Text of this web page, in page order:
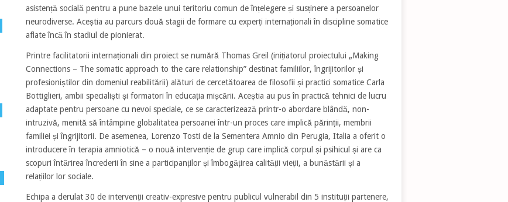
asistență socială pentru a pune bazele unui teritoriu comun de înțelegere și susținere a persoanelor
neurodiverse. Aceștia au parcurs două stagii de formare cu experți internaționali în discipline somatice
aflate încă în stadiul de pionierat.
Printre facilitatorii internaționali din proiect se numără Thomas Greil (inițiatorul proiectului „Making
Connections – The somatic approach to the care relationship” destinat familiilor, îngrijitorilor și
profesioniștilor din domeniul reabilitării) alături de cercetătoarea de filosofii și practici somatice Carla
Bottiglieri, ambii specialiști și formatori în educația mișcării. Aceștia au pus în practică tehnici de lucru
adaptate pentru persoane cu nevoi speciale, ce se caracterizează printr-o abordare blândă, non-
intruzivă, menită să întâmpine globalitatea persoanei într-un proces care implică părinții, membrii
familiei și îngrijitorii. De asemenea, Lorenzo Tosti de la Sementera Amnio din Perugia, Italia a oferit o
introducere în terapia amniotică – o nouă intervenție de grup care implică corpul și psihicul și are ca
scopuri întărirea încrederii în sine a participanților și îmbogățirea calității vieții, a bunăstării și a
relațiilor lor sociale.
Echipa a derulat 30 de intervenții creativ-expresive pentru publicul vulnerabil din 5 instituții partenere,